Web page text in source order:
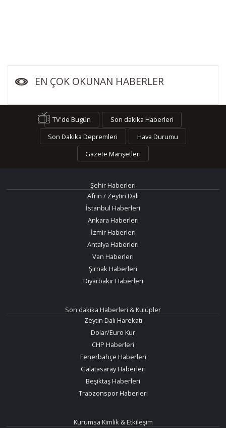
EN ÇOK OKUNAN HABERLER
TV'de Bugün
Son dakika Haberleri
Son Dakika Depremleri
Hava Durumu
Gazete Manşetleri
Şehir Haberleri
Afrin / Zeytin Dalı
İstanbul Haberleri
Ankara Haberleri
İzmir Haberleri
Antalya Haberleri
Van Haberleri
Şırnak Haberleri
Diyarbakır Haberleri
Son dakika Haberleri & Kulüpler
Zeytin Dalı Harekatı
Dolar/Euro Kur
CHP Haberleri
Fenerbahçe Haberleri
Galatasaray Haberleri
Beşiktaş Haberleri
Trabzonspor Haberleri
Kurumsa Kimlik & Etkileşim